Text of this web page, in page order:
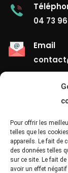
Pour offrir les
telles que les
appareils. Le fait de
des données telles
sur ce site. Le fait
avoir un effet
04 73
Email
Liens
Contact
Mentions